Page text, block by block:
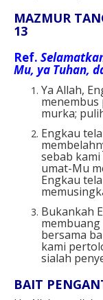
MAZMUR
13
Ref.
Mu, ya Tuhan,
Ya Allah,
menembus
murka;
Engkau
sebab
umat-Mu
Engkau
Bukankah
bersama
kami
sialah
BAIT